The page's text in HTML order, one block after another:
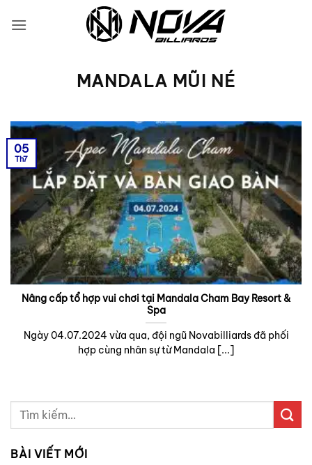
qua
MANDALA MŨI NÉ
Nâng cấp tổ hợp vui chơi tại Mandala Cham Bay Resort &
Spa
Ngày 04.07.2024 vừa qua, đội ngũ Novabilliards đã phối
hợp cùng nhân sự từ Mandala [...]
05
Th7
BÀI VIẾT MỚI